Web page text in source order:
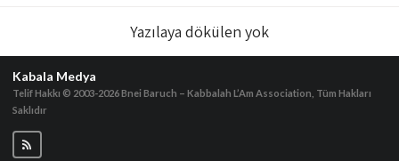
Yazılaya dökülen yok
Kabala Medya
Telif Hakkı © 2003-2026Bnei Baruch – Kabbalah L’Am Association, Tüm Hakları
Saklıdır